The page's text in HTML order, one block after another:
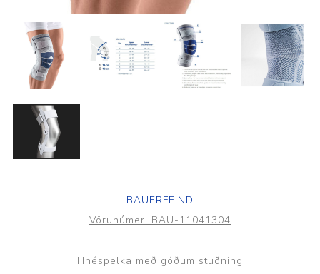
BAUERFEIND
Vörunúmer: BAU-11041304
Hnéspelka með góðum stuðning